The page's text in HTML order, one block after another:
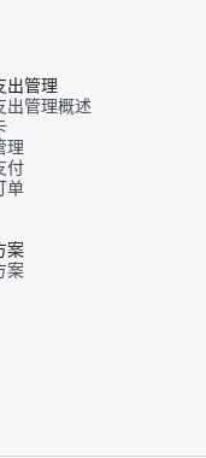
出管理
出管理概述
理
付
单
案
案